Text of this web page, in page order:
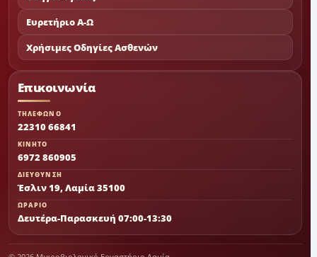
Ευρετήριο Α-Ω
Χρήσιμες Οδηγίες Ασθενών
Επικοινωνία
ΤΗΛΕΦΩΝΟ
22310 66841
ΚΙΝΗΤΟ
6972 860905
ΔΙΕΥΘΥΝΣΗ
Έσλιν 19, Λαμία 35100
ΩΡΑΡΙΟ
Δευτέρα-Παρασκευή 07:00-13:30